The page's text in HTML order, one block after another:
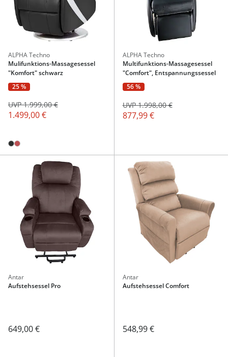
ALPHA Techno
Mulifunktions-Massagesessel
"Komfort" schwarz
25 %
1.499,00 €
UVP 1.999,00 €
ALPHA Techno
Multifunktions-Massagesessel
"Comfort", Entspannungssessel
56 %
877,99 €
UVP 1.998,00 €
Antar
Aufstehsessel Pro
649,00 €
Antar
Aufstehsessel Comfort
548,99 €